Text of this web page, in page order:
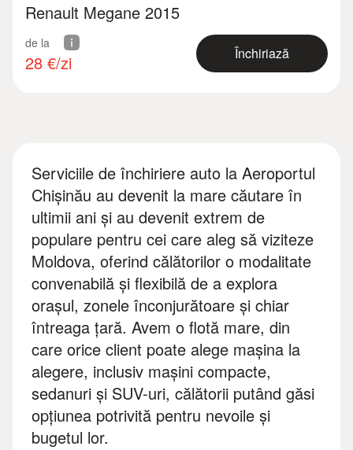
Renault Megane 2015
de la
28 €/zi Închiriază
Serviciile de închiriere auto la Aeroportul
Chișinău au devenit la mare căutare în
ultimii ani și au devenit extrem de
populare pentru cei care aleg să viziteze
Moldova, oferind călătorilor o modalitate
convenabilă și flexibilă de a explora
orașul, zonele înconjurătoare și chiar
întreaga țară. Avem o flotă mare, din
care orice client poate alege mașina la
alegere, inclusiv mașini compacte,
sedanuri și SUV-uri, călătorii putând găsi
opțiunea potrivită pentru nevoile și
bugetul lor.